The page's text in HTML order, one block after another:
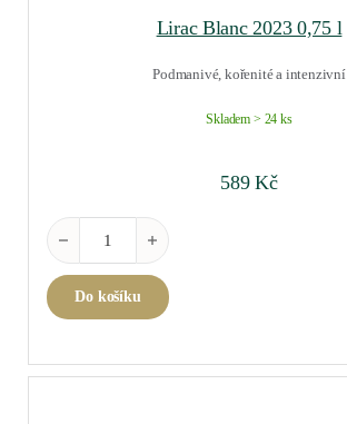
Lirac Blanc 2023 0,75 l
Podmanivé, kořenité a intenzivní
Skladem > 24 ks
589Kč
Lirac Blanc 2023 0,75 l množství
Do košíku